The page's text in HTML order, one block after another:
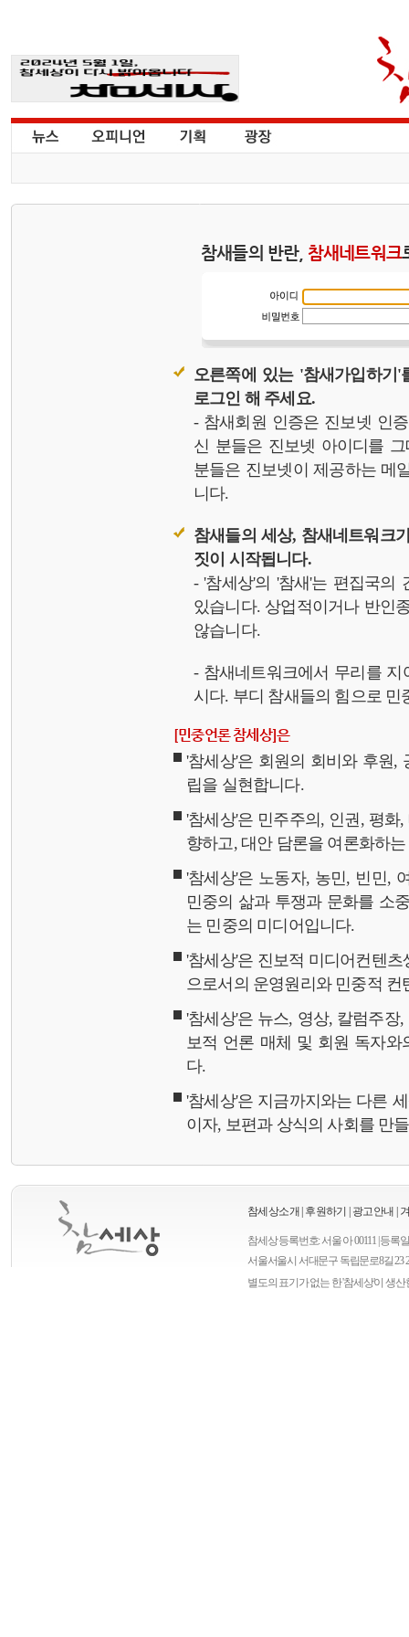
참새들의 반란, 참새네트워크
오른쪽에 있는 '참새가입하기
로그인 해 주세요.
- 참새회원 인증은 진보넷 인
신 분들은 진보넷 아이디를
분들은 진보넷이 제공하는 메
니다.
참새들의 세상, 참새네트워크
짓이 시작됩니다.
- '참세상'의 '참새'는 편집국의
있습니다. 상업적이거나 반인
않습니다.
- 참새네트워크에서 무리를
시다. 부디 참새들의 힘으로 민
[민중언론 참세상]은
'참세상'은 회원의 회비와 후원,
립을 실현합니다.
'참세상'은 민주주의, 인권, 평
향하고, 대안 담론을 여론화하
'참세상'은 노동자, 농민, 빈민,
민중의 삶과 투쟁과 문화를 소
는 민중의 미디어입니다.
'참세상'은 진보적 미디어컨텐
으로서의 운영원리와 민중적
'참세상'은 뉴스, 영상, 칼럼주
보적 언론 매체 및 회원 독자와
다.
'참세상'은 지금까지와는 다른
이자, 보편과 상식의 사회를 만
참세상소개 후원하기 광고안내
참세상 등록번호: 서울 아 00111 | 등록
서울서울시 서대문구 독립문로8길 23
별도의 표기가 없는 한 '참세상'이 생